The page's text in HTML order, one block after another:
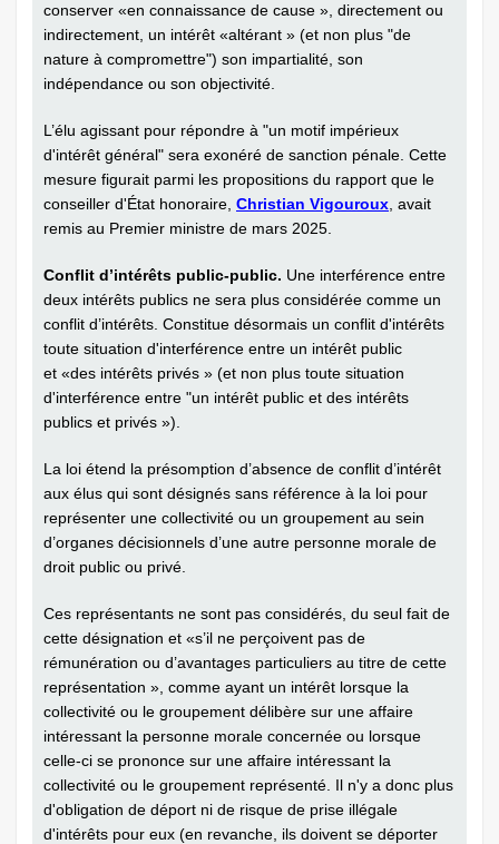
conserver «en connaissance de cause », directement ou
indirectement, un intérêt «altérant » (et non plus "de
nature à compromettre") son impartialité, son
indépendance ou son objectivité.
L’élu agissant pour répondre à "un motif impérieux
d'intérêt général" sera exonéré de sanction pénale. Cette
mesure figurait parmi les propositions du rapport que le
conseiller d'État honoraire, Christian Vigouroux , avait
remis au Premier ministre de mars 2025.
Conflit d’intérêts public-public. Une interférence entre
deux intérêts publics ne sera plus considérée comme un
conflit d’intérêts. Constitue désormais un conflit d'intérêts
toute situation d'interférence entre un intérêt public
et «des intérêts privés » (et non plus toute situation
d'interférence entre "un intérêt public et des intérêts
publics et privés »).
La loi étend la présomption d’absence de conflit d’intérêt
aux élus qui sont désignés sans référence à la loi pour
représenter une collectivité ou un groupement au sein
d’organes décisionnels d’une autre personne morale de
droit public ou privé.
Ces représentants ne sont pas considérés, du seul fait de
cette désignation et «s’il ne perçoivent pas de
rémunération ou d’avantages particuliers au titre de cette
représentation », comme ayant un intérêt lorsque la
collectivité ou le groupement délibère sur une affaire
intéressant la personne morale concernée ou lorsque
celle-ci se prononce sur une affaire intéressant la
collectivité ou le groupement représenté. Il n'y a donc plus
d'obligation de déport ni de risque de prise illégale
d'intérêts pour eux (en revanche, ils doivent se déporter